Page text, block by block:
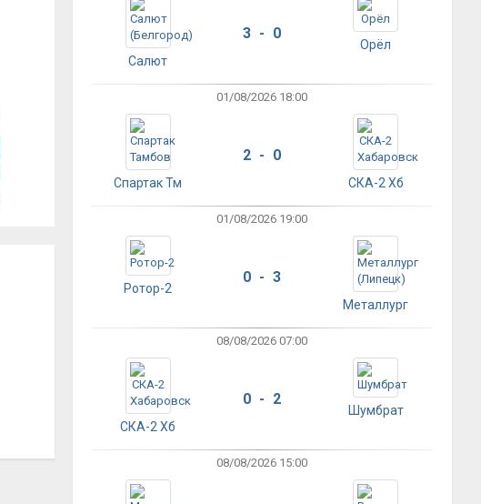
Салют
3 - 0
Орёл
01/08/2026 18:00
Спартак Тм
2 - 0
СКА-2 Хб
01/08/2026 19:00
Ротор-2
0 - 3
Металлург
08/08/2026 07:00
СКА-2 Хб
0 - 2
Шумбрат
08/08/2026 15:00